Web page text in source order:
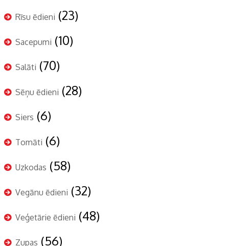
Rīsu ēdieni (23)
Sacepumi (10)
Salāti (70)
Sēņu ēdieni (28)
Siers (6)
Tomāti (6)
Uzkodas (58)
Vegānu ēdieni (32)
Veģetārie ēdieni (48)
Zupas (56)